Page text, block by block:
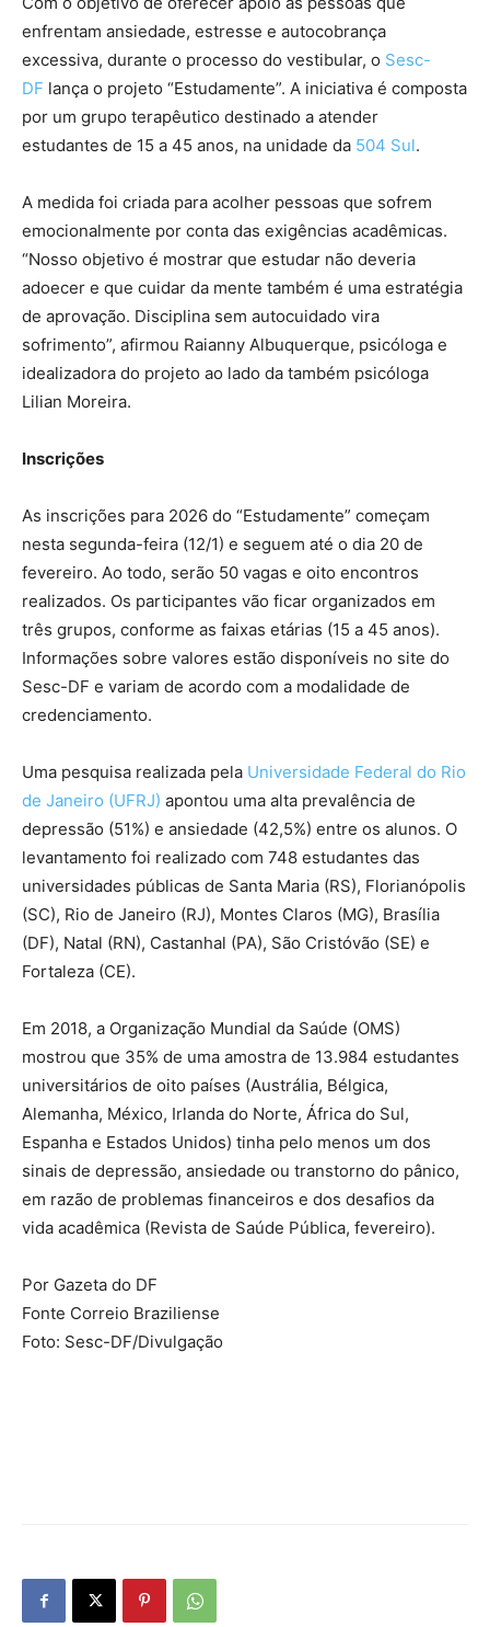
enfrentam ansiedade, estresse e autocobrança
excessiva, durante o processo do vestibular, o Sesc-
DF lança o projeto “Estudamente”. A iniciativa é composta
por um grupo terapêutico destinado a atender
estudantes de 15 a 45 anos, na unidade da 504 Sul.
A medida foi criada para acolher pessoas que sofrem
emocionalmente por conta das exigências acadêmicas.
“Nosso objetivo é mostrar que estudar não deveria
adoecer e que cuidar da mente também é uma estratégia
de aprovação. Disciplina sem autocuidado vira
sofrimento”, afirmou Raianny Albuquerque, psicóloga e
idealizadora do projeto ao lado da também psicóloga
Lilian Moreira.
Inscrições
As inscrições para 2026 do “Estudamente” começam
nesta segunda-feira (12/1) e seguem até o dia 20 de
fevereiro. Ao todo, serão 50 vagas e oito encontros
realizados. Os participantes vão ficar organizados em
três grupos, conforme as faixas etárias (15 a 45 anos).
Informações sobre valores estão disponíveis no site do
Sesc-DF e variam de acordo com a modalidade de
credenciamento.
Uma pesquisa realizada pela Universidade Federal do Rio
de Janeiro (UFRJ) apontou uma alta prevalência de
depressão (51%) e ansiedade (42,5%) entre os alunos. O
levantamento foi realizado com 748 estudantes das
universidades públicas de Santa Maria (RS), Florianópolis
(SC), Rio de Janeiro (RJ), Montes Claros (MG), Brasília
(DF), Natal (RN), Castanhal (PA), São Cristóvão (SE) e
Fortaleza (CE).
Em 2018, a Organização Mundial da Saúde (OMS)
mostrou que 35% de uma amostra de 13.984 estudantes
universitários de oito países (Austrália, Bélgica,
Alemanha, México, Irlanda do Norte, África do Sul,
Espanha e Estados Unidos) tinha pelo menos um dos
sinais de depressão, ansiedade ou transtorno do pânico,
em razão de problemas financeiros e dos desafios da
vida acadêmica (Revista de Saúde Pública, fevereiro).
Por Gazeta do DF
Fonte Correio Braziliense
Foto: Sesc-DF/Divulgação